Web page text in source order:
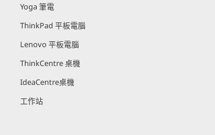
Yoga 筆電
ThinkPad 平板電腦
Lenovo 平板電腦
ThinkCentre 桌機
IdeaCentre桌機
工作站